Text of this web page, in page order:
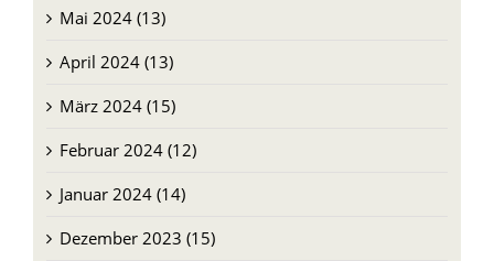
Mai 2024 (13)
April 2024 (13)
März 2024 (15)
Februar 2024 (12)
Januar 2024 (14)
Dezember 2023 (15)